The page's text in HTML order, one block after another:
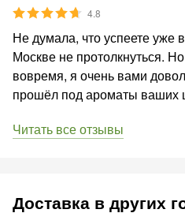
4.8
Не думала, что успеете уже
Москве не протолкнуться.
вовремя, я очень вами
прошёл под ароматы ваших
Читать все отзывы
Доставка в других